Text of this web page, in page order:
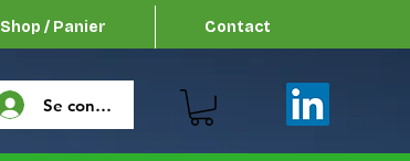
Shop / Panier Contact
Se connecter